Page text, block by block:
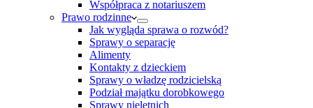
Współpraca z notariuszem
Prawo rodzinne
Jak wygląda sprawa o rozwód?
Sprawy o separację
Alimenty
Kontakty z dzieckiem
Sprawy o władzę rodzicielską
Podział majątku dorobkowego
Sprawy nieletnich